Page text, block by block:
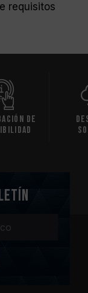
requisitos
de